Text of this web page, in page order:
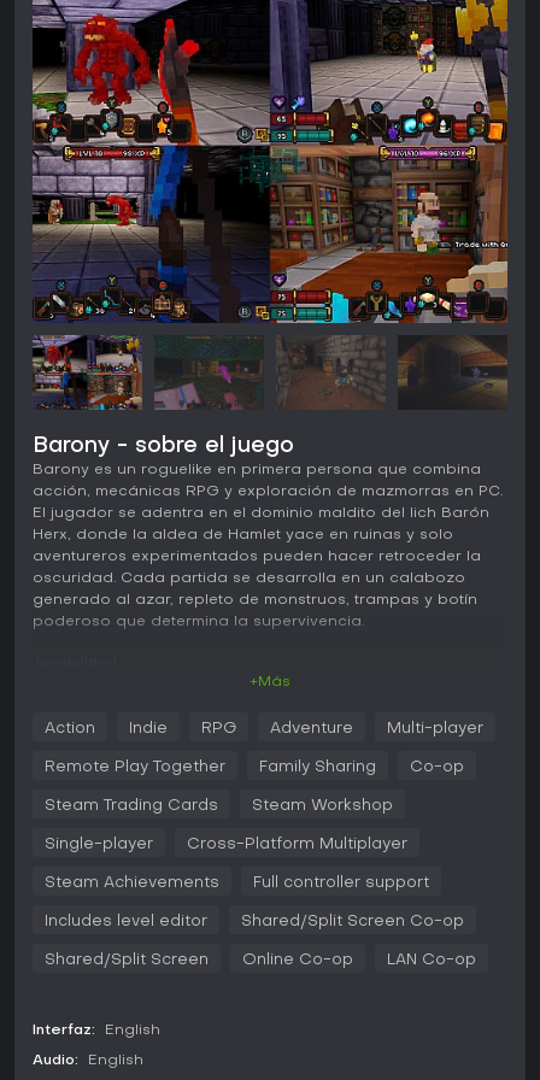
Barony - sobre el juego
Barony es un roguelike en primera persona que combina
acción, mecánicas RPG y exploración de mazmorras en PC.
El jugador se adentra en el dominio maldito del lich Barón
Herx, donde la aldea de Hamlet yace en ruinas y solo
aventureros experimentados pueden hacer retroceder la
oscuridad. Cada partida se desarrolla en un calabozo
generado al azar, repleto de monstruos, trampas y botín
poderoso que determina la supervivencia.
procedural. La gestión de recursos resulta clave: hay que
equilibrar salud, hambre y equipo mientras se recorren
rapidez de reflejos. El combate exige enfrentarse
momento de cada acción marcan la diferencia frente a
sinergias entre objetos. Cientos de armas, armaduras,
pociones, pergaminos y artefactos legendarios aparecen
combatientes cuerpo a cuerpo y a distancia dependen de
su destreza física y su capacidad táctica. Tras morir, el
+Más
Action Indie RPG Adventure Multi-player
Remote Play Together Family Sharing Co-op
Steam Trading Cards Steam Workshop
Single-player Cross-Platform Multiplayer
Steam Achievements Full controller support
Includes level editor Shared/Split Screen Co-op
Shared/Split Screen Online Co-op LAN Co-op
Interfaz: English
Audio: English